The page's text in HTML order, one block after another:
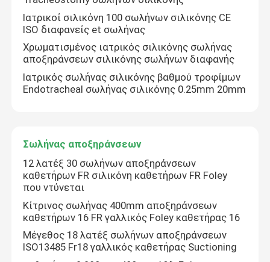
Εξαρτήματα συρίγγων
Εξαρτήματα συλλογής αίματος
Γεμισμένα εκ των προτέρων μέρη συρίγγων
Αλογονημένο βουτυλικό λάστιχο
Ιατρικός σωλήνας σιλικόνης
Ιατρικοί σιλικόνη 100 σωλήνων σιλικόνης CE
ISO διαφανείς et σωλήνας
Χρωματισμένος ιατρικός σιλικόνης σωλήνας
αποξηράνσεων σιλικόνης σωλήνων διαφανής
Ιατρικός σωλήνας σιλικόνης βαθμού τροφίμων
Endotracheal σωλήνας σιλικόνης 0.25mm 20mm
Σωλήνας αποξηράνσεων
12 λατέξ 30 σωλήνων αποξηράνσεων
καθετήρων FR σιλικόνη καθετήρων FR Foley
που ντύνεται
Κίτρινος σωλήνας 400mm αποξηράνσεων
καθετήρων 16 FR γαλλικός Foley καθετήρας 16
Μέγεθος 18 λατέξ σωλήνων αποξηράνσεων
ISO13485 Fr18 γαλλικός καθετήρας Suctioning